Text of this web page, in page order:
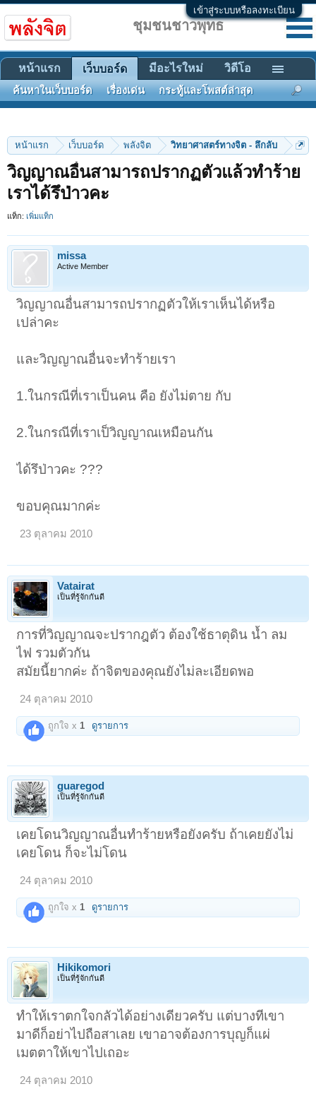
เข้าสู่ระบบหรือลงทะเบียน
หน้าแรก เว็บบอร์ด พลังจิต วิทยาศาสตร์ทางจิต - ลึกลับ
วิญญาณอื่นสามารถปรากฏตัวแล้วทำร้าย
เราได้รึป่าวคะ
แท็ก: เพิ่มแท็ก
missa
Active Member
วิญญาณอื่นสามารถปรากฏตัวให้เราเห็นได้หรือ
เปล่าคะ
และวิญญาณอื่นจะทำร้ายเรา
1.ในกรณีที่เราเป็นคน คือ ยังไม่ตาย กับ
2.ในกรณีที่เราเป็วิญญาณเหมือนกัน
ได้รึป่าวคะ ???
ขอบคุณมากค่ะ
23 ตุลาคม 2010
Vatairat
เป็นที่รู้จักกันดี
การที่วิญญาณจะปรากฎตัว ต้องใช้ธาตุดิน น้ำ ลม
ไฟ รวมตัวกัน
สมัยนี้ยากค่ะ ถ้าจิตของคุณยังไม่ละเอียดพอ
24 ตุลาคม 2010
ถูกใจ x 1 ดูรายการ
guaregod
เป็นที่รู้จักกันดี
เคยโดนวิญญาณอื่นทำร้ายหรือยังครับ ถ้าเคยยังไม่
เคยโดน ก็จะไม่โดน
24 ตุลาคม 2010
ถูกใจ x 1 ดูรายการ
Hikikomori
เป็นที่รู้จักกันดี
ทำให้เราตกใจกลัวได้อย่างเดียวครับ แต่บางทีเขา
มาดีก็อย่าไปถือสาเลย เขาอาจต้องการบุญก็แผ่
เมตตาให้เขาไปเถอะ
24 ตุลาคม 2010
ชุมชนชาวพุทธ
หน้าแรก เว็บบอร์ด
ค้นหาในเว็บบอร์ด เรื่องเด่น กระทู้และโพสต์ล่าสุด
มีอะไรใหม่ วิดีโอ